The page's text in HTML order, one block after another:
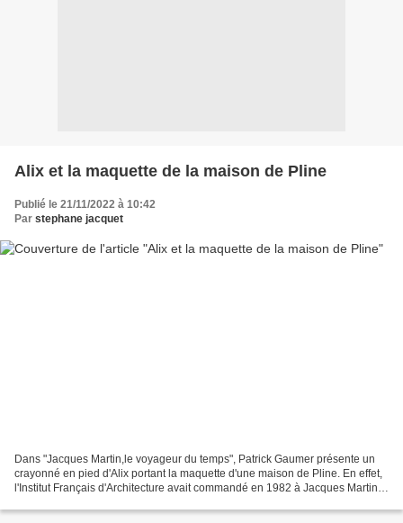
Alix et la maquette de la maison de Pline
Publié le 21/11/2022 à 10:42
Par stephane jacquet
Dans "Jacques Martin,le voyageur du temps", Patrick Gaumer présente un
crayonné en pied d'Alix portant la maquette d'une maison de Pline. En effet,
l'Institut Français d'Architecture avait commandé en 1982 à Jacques Martin